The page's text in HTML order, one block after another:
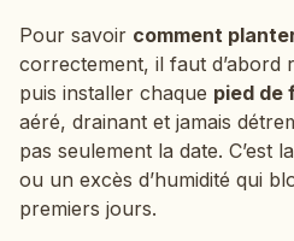
Pour savoir comment
correctement, il faut
puis installer chaque pied de
aéré, drainant et jamais
pas seulement la date. C’est
ou un excès d’humidité qui
premiers jours.